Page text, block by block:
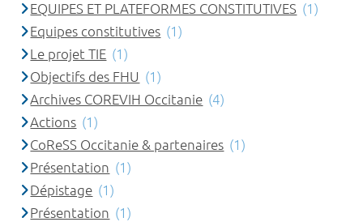
EQUIPES ET PLATEFORMES CONSTITUTIVES (1)
Equipes constitutives (1)
Le projet TIE (1)
Objectifs des FHU (1)
Archives COREVIH Occitanie (4)
Actions (1)
CoReSS Occitanie & partenaires (1)
Présentation (1)
Dépistage (1)
Présentation (1)